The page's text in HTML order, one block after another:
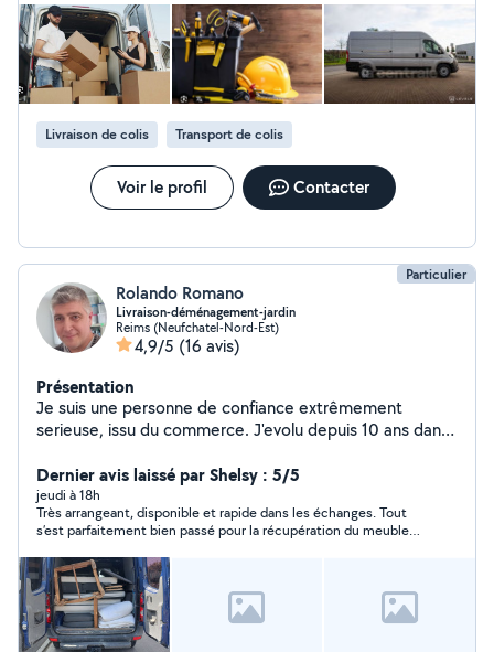
beaucoup de conversation, merci David et ton équipe
Livraison de colis Transport de colis
Voir le profil Contacter
Particulier
Rolando Romano
Livraison-déménagement-jardin
Reims (Neufchatel-Nord-Est)
4,9/5 (16 avis)
Présentation
Je suis une personne de confiance extrêmement
serieuse, issu du commerce. J'evolu depuis 10 ans dans
mes nombreux loisirs et activités, ce qui m'a permis de
développer des capacités de bricolage, de jardinage, de
transport logistique, relationnelles et commerciales.
Réel autodidacte polyvalent, je propose de mettre tous
ces talents au service de la communauté Allô Voisins.
Dernier avis laissé par Shelsy : 5/5
jeudi à 18h
Très arrangeant, disponible et rapide dans les échanges. Tout
s’est parfaitement bien passé pour la récupération du meuble.